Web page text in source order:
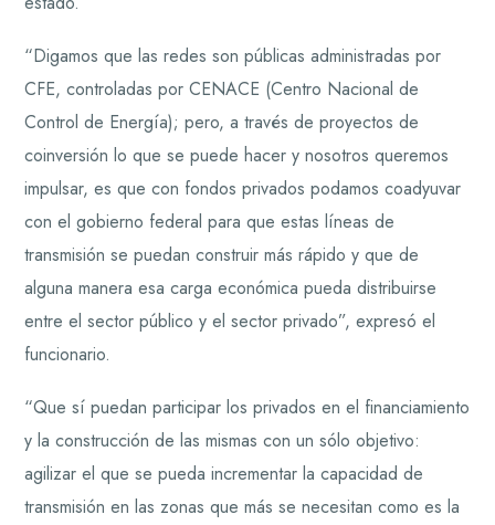
“Digamos que las redes son públicas administradas por
CFE, controladas por CENACE (Centro Nacional de
Control de Energía); pero, a través de proyectos de
coinversión lo que se puede hacer y nosotros queremos
impulsar, es que con fondos privados podamos coadyuvar
con el gobierno federal para que estas líneas de
transmisión se puedan construir más rápido y que de
alguna manera esa carga económica pueda distribuirse
entre el sector público y el sector privado”, expresó el
funcionario.
“Que sí puedan participar los privados en el financiamiento
y la construcción de las mismas con un sólo objetivo:
agilizar el que se pueda incrementar la capacidad de
transmisión en las zonas que más se necesitan como es la